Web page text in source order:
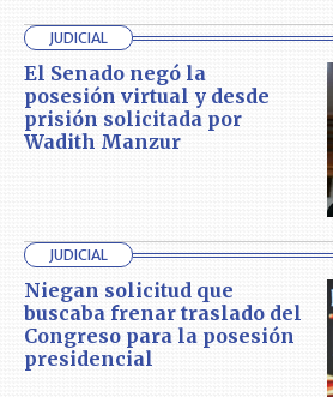
JUDICIAL
El Senado negó la
posesión virtual y desde
prisión solicitada por
Wadith Manzur
JUDICIAL
Niegan solicitud que
buscaba frenar traslado del
Congreso para la posesión
presidencial